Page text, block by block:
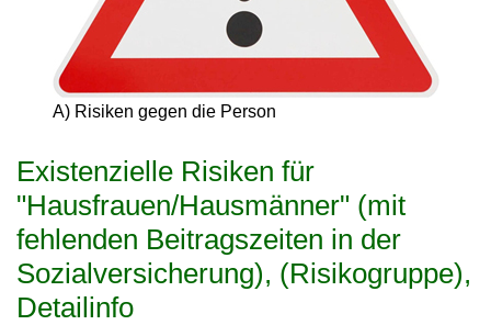
A) Risiken gegen die Person
Existenzielle Risiken für
"Hausfrauen/Hausmänner" (mit
fehlenden Beitragszeiten in der
Sozialversicherung), (Risikogruppe),
Detailinfo